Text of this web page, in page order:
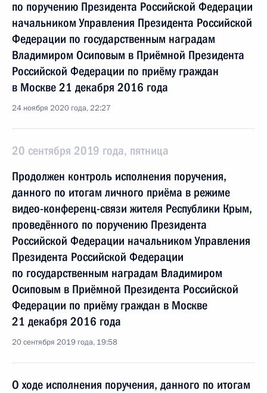
по поручению Президента Российской Федерации
начальником Управления Президента Российской
Федерации по государственным наградам
Владимиром Осиповым в Приёмной Президента
Российской Федерации по приёму граждан
в Москве 21 декабря 2016 года
24 ноября 2020 года, 22:27
20 сентября 2019 года, пятница
Продолжен контроль исполнения поручения,
данного по итогам личного приёма в режиме
видео-конференц-связи жителя Республики Крым,
проведённого по поручению Президента
Российской Федерации начальником Управления
Президента Российской Федерации
по государственным наградам Владимиром
Осиповым в Приёмной Президента Российской
Федерации по приёму граждан в Москве
21 декабря 2016 года
20 сентября 2019 года, 19:58
О ходе исполнения поручения, данного по итогам